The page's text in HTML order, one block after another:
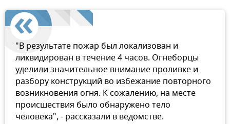
"В результате пожар был локализован и
ликвидирован в течение 4 часов. Огнеборцы
уделили значительное внимание проливке и
разбору конструкций во избежание повторного
возникновения огня. К сожалению, на месте
происшествия было обнаружено тело
человека", - рассказали в ведомстве.